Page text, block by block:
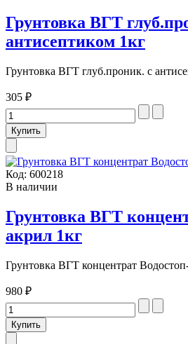
Грунтовка ВГТ
антисептиком 1кг
Грунтовка ВГТ глуб.проник. с
305 ₽
Код: 600218
В наличии
Грунтовка ВГТ
акрил 1кг
Грунтовка ВГТ концентрат
980 ₽